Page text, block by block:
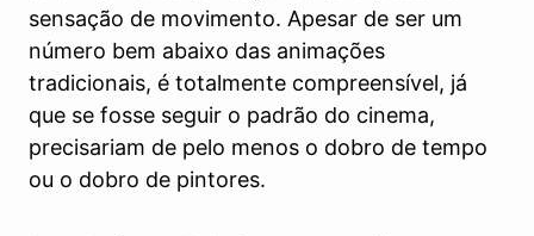
sensação de movimento. Apesar de ser um
número bem abaixo das animações
tradicionais, é totalmente compreensível, já
que se fosse seguir o padrão do cinema,
precisariam de pelo menos o dobro de tempo
ou o dobro de pintores.